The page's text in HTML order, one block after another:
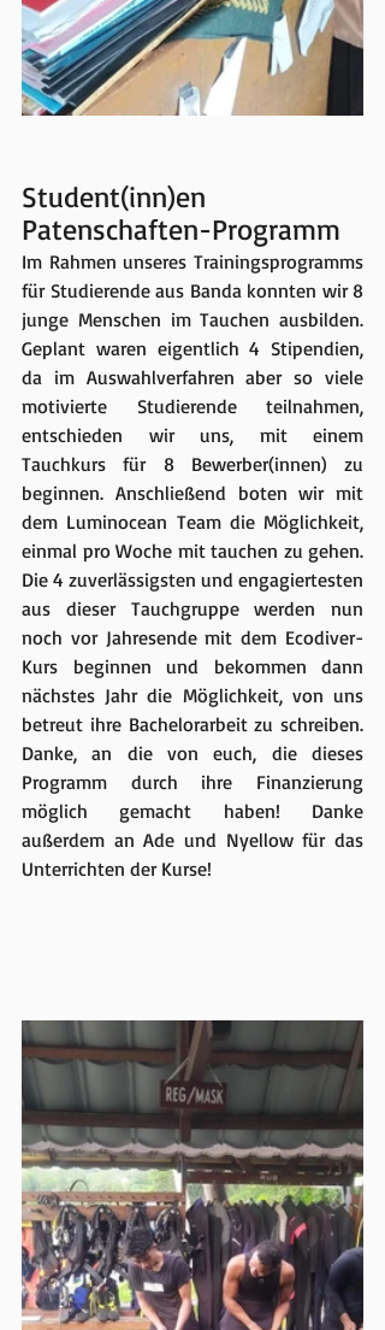
Student(inn)en
Patenschaften-Programm
Im Rahmen unseres Trainingsprogramms
für Studierende aus Banda konnten wir 8
junge Menschen im Tauchen ausbilden.
Geplant waren eigentlich 4 Stipendien,
da im Auswahlverfahren aber so viele
motivierte Studierende teilnahmen,
entschieden wir uns, mit einem
Tauchkurs für 8 Bewerber(innen) zu
beginnen. Anschließend boten wir mit
dem Luminocean Team die Möglichkeit,
einmal pro Woche mit tauchen zu gehen.
Die 4 zuverlässigsten und engagiertesten
aus dieser Tauchgruppe werden nun
noch vor Jahresende mit dem Ecodiver-
Kurs beginnen und bekommen dann
nächstes Jahr die Möglichkeit, von uns
betreut ihre Bachelorarbeit zu schreiben.
Danke, an die von euch, die dieses
Programm durch ihre Finanzierung
möglich gemacht haben! Danke
außerdem an Ade und Nyellow für das
Unterrichten der Kurse!